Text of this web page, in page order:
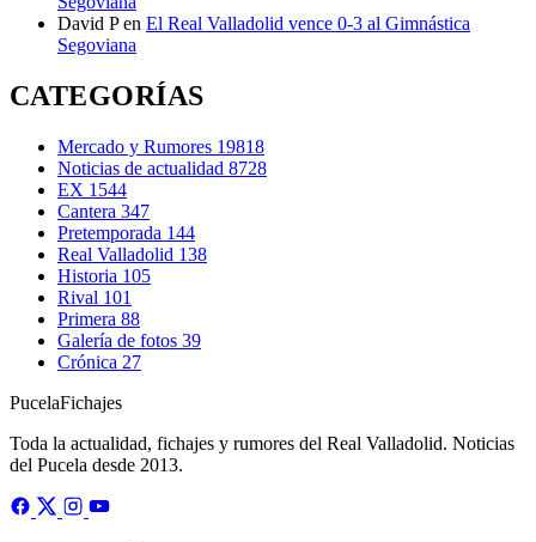
David P en El Real Valladolid vence 0-3 al Gimnástica
Segoviana
CATEGORÍAS
Mercado y Rumores 19818
Noticias de actualidad 8728
EX 1544
Cantera 347
Pretemporada 144
Real Valladolid 138
Historia 105
Rival 101
Primera 88
Galería de fotos 39
Crónica 27
PucelaFichajes
Toda la actualidad, fichajes y rumores del Real Valladolid. Noticias
del Pucela desde 2013.